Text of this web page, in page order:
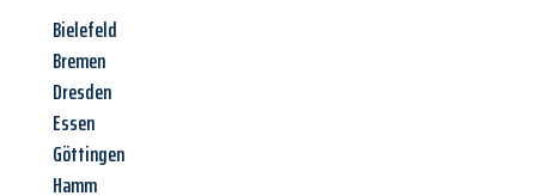
Bielefeld
Bremen
Dresden
Essen
Göttingen
Hamm